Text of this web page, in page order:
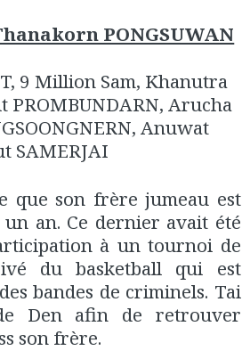
PONGSUWAN
9 Million Sam, Khanutra
PROMBUNDARN, Arucha
Anuwat
SAMERJAI
que son frère jumeau est
an. Ce dernier avait été
à un tournoi de
du basketball qui est
bandes de criminels. Tai
Den afin de retrouver
son frère.